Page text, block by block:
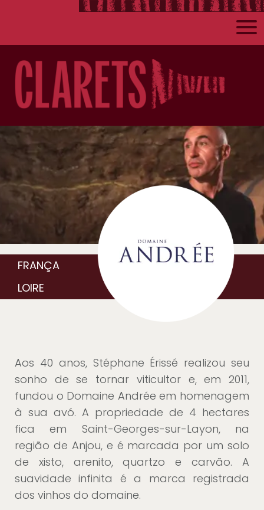
FRANÇA
LOIRE
Aos 40 anos, Stéphane Érissé realizou seu
sonho de se tornar viticultor e, em 2011,
fundou o Domaine Andrée em homenagem
à sua avó. A propriedade de 4 hectares
fica em Saint-Georges-sur-Layon, na
região de Anjou, e é marcada por um solo
de xisto, arenito, quartzo e carvão. A
suavidade infinita é a marca registrada
dos vinhos do domaine.